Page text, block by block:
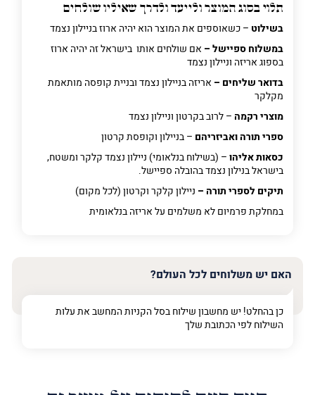
תלוי בסוג המוצר ולייעד ולדרך שאיליו שולחים
בשילוט – כשאוספים את המוצר הוא יהיה ארוז בניילון נצמד
במשלוח ספיישל – אם שולחים אותו בישראל זה יהיה ארוז
בספוג אריזה וניילון נצמד
בדואר שליחים – אריזה בניילון נצמד ובניית קופסה מותאמת
מקלקר
מוצרי רקמה – לרוב בקרטון וניילון נצמד
ספרי תורה ואביזריהם – בניילון וקופסת קרטון
כסאות אליהו– (בשילוח בנלאומי) ניילון נצמד קלקר ומשטח,
בישראל בנילון נצמד בהובלה ספיישל.
תיקים לספרי תורה – ניילון קלקר וקרטון (לכל מקום)
במחלקת פרמיוםלא משלמים על אריזה בנלאומית
האם יש משלוחים לכל העולם?
כן בהחלט! יש מחשבון שילוח בסל הקניות המחשב את עלות
השילוח לפי הכתובת שלך